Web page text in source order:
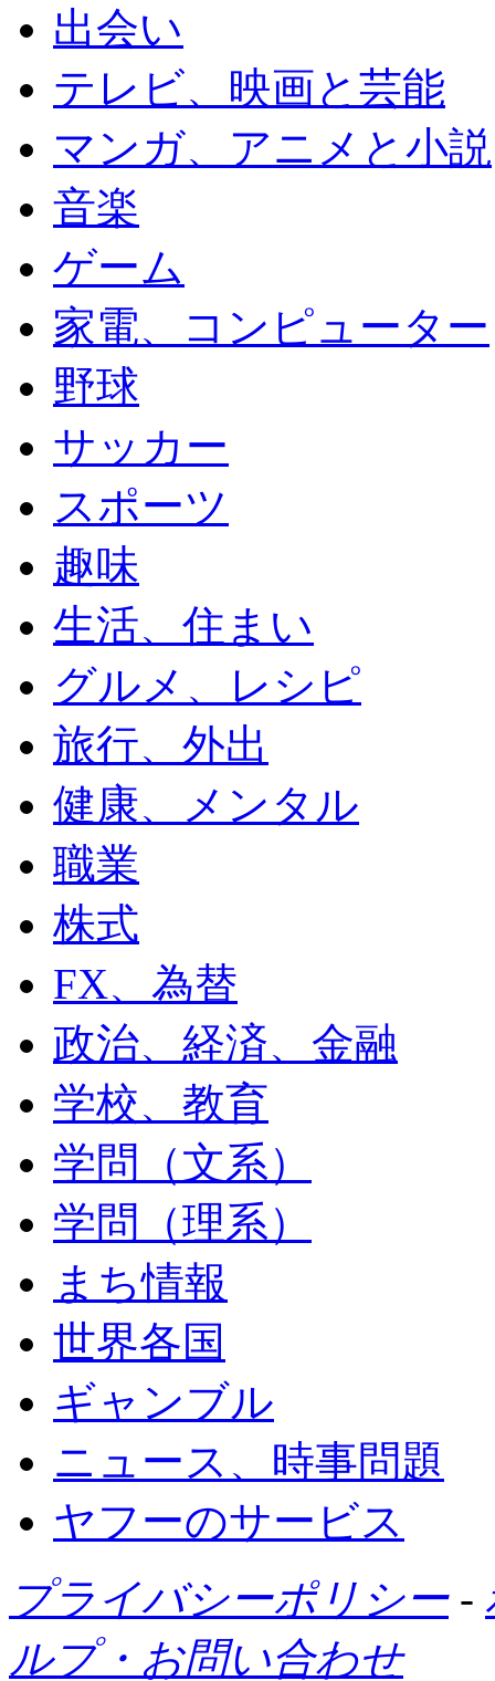
出会い
テレビ、映画と芸能
マンガ、アニメと小説
音楽
ゲーム
家電、コンピューター
野球
サッカー
スポーツ
趣味
生活、住まい
グルメ、レシピ
旅行、外出
健康、メンタル
職業
株式
FX、為替
政治、経済、金融
学校、教育
学問（文系）
学問（理系）
まち情報
世界各国
ギャンブル
ニュース、時事問題
ヤフーのサービス
プライバシーポリシー-
ルプ・お問い合わせ